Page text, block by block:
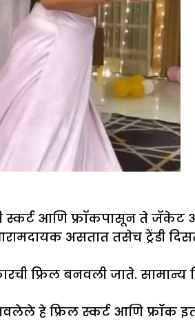
आणि फ्रॉकपासून ते जॅकेट
असतात तसेच ट्रेंडी
फ्रिल बनवली जाते.
हे फ्रिल स्कर्ट आणि फ्रॉक